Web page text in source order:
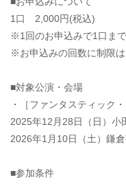
1 口 2 ,000円(税込)
※1回のお申込みで1口まで
※お申込みの回数に制限
■対象公演・会場
・［ファンタスティック
2025年12月28日（日）小
2026年1月10日（土）鎌
■参加条件